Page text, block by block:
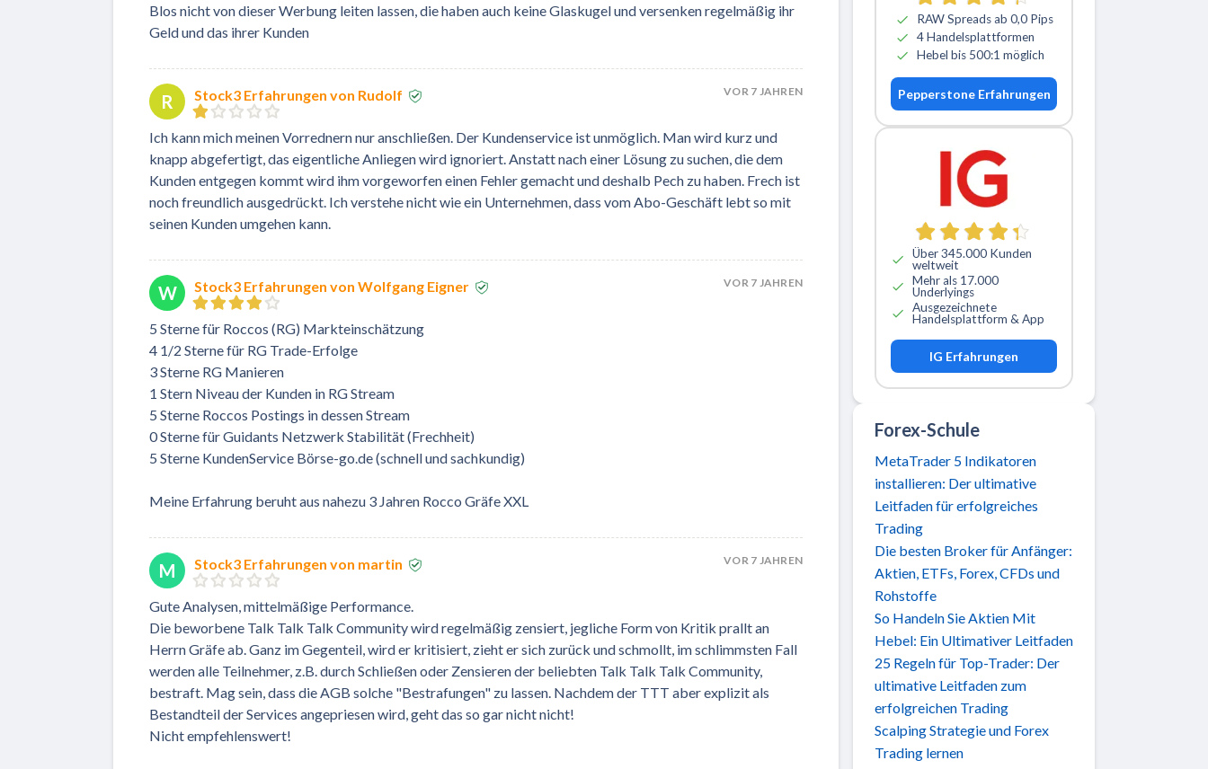
Blos nicht von dieser Werbung leiten lassen, die haben auch keine Glaskugel und versenken regelmäßig ihr
Geld und das ihrer Kunden
R Stock3 Erfahrungen von Rudolf VOR 7 JAHREN
Ich kann mich meinen Vorrednern nur anschließen. Der Kundenservice ist unmöglich. Man wird kurz und
knapp abgefertigt, das eigentliche Anliegen wird ignoriert. Anstatt nach einer Lösung zu suchen, die dem
Kunden entgegen kommt wird ihm vorgeworfen einen Fehler gemacht und deshalb Pech zu haben. Frech ist
noch freundlich ausgedrückt. Ich verstehe nicht wie ein Unternehmen, dass vom Abo-Geschäft lebt so mit
seinen Kunden umgehen kann.
W Stock3 Erfahrungen von Wolfgang Eigner VOR 7 JAHREN
5 Sterne für Roccos (RG) Markteinschätzung
4 1/2 Sterne für RG Trade-Erfolge
3 Sterne RG Manieren
1 Stern Niveau der Kunden in RG Stream
5 Sterne Roccos Postings in dessen Stream
0 Sterne für Guidants Netzwerk Stabilität (Frechheit)
5 Sterne KundenService Börse-go.de (schnell und sachkundig)
Meine Erfahrung beruht aus nahezu 3 Jahren Rocco Gräfe XXL
M Stock3 Erfahrungen von martin VOR 7 JAHREN
Gute Analysen, mittelmäßige Performance.
Die beworbene Talk Talk Talk Community wird regelmäßig zensiert, jegliche Form von Kritik prallt an
Herrn Gräfe ab. Ganz im Gegenteil, wird er kritisiert, zieht er sich zurück und schmollt, im schlimmsten Fall
werden alle Teilnehmer, z.B. durch Schließen oder Zensieren der beliebten Talk Talk Talk Community,
bestraft. Mag sein, dass die AGB solche "Bestrafungen" zu lassen. Nachdem der TTT aber explizit als
Bestandteil der Services angepriesen wird, geht das so gar nicht nicht!
Nicht empfehlenswert!
RAW Spreads ab 0,0 Pips
4 Handelsplattformen
Hebel bis 500:1 möglich
Pepperstone Erfahrungen
Über 345.000 Kunden
weltweit
Mehr als 17.000
Underlyings
Ausgezeichnete
Handelsplattform & App
IG Erfahrungen
Forex-Schule
MetaTrader 5 Indikatoren
installieren: Der ultimative
Leitfaden für erfolgreiches
Trading
Die besten Broker für Anfänger:
Aktien, ETFs, Forex, CFDs und
Rohstoffe
So Handeln Sie Aktien Mit
Hebel: Ein Ultimativer Leitfaden
25 Regeln für Top-Trader: Der
ultimative Leitfaden zum
erfolgreichen Trading
Scalping Strategie und Forex
Trading lernen